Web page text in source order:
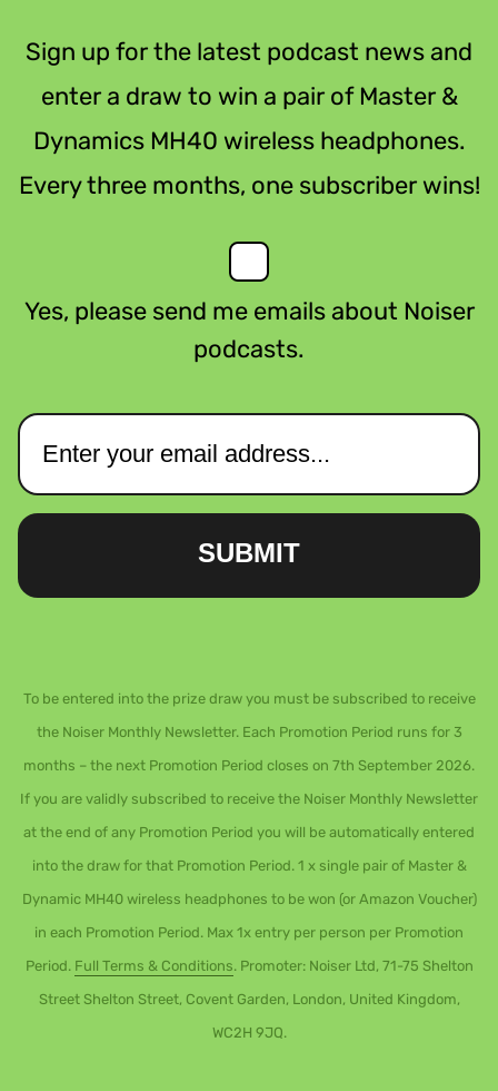
Sign up for the latest podcast news and
enter a draw to win a pair of Master &
Dynamics MH40 wireless headphones.
Every three months, one subscriber wins!
Yes, please send me emails about Noiser
podcasts.
SUBMIT
To be entered into the prize draw you must be subscribed to receive
the Noiser Monthly Newsletter. Each Promotion Period runs for 3
months – the next Promotion Period closes on 7th September 2026.
If you are validly subscribed to receive the Noiser Monthly Newsletter
at the end of any Promotion Period you will be automatically entered
into the draw for that Promotion Period. 1 x single pair of Master &
Dynamic MH40 wireless headphones to be won (or Amazon Voucher)
in each Promotion Period. Max 1x entry per person per Promotion
Period. Full Terms & Conditions. Promoter: Noiser Ltd, 71-75 Shelton
Street Shelton Street, Covent Garden, London, United Kingdom,
WC2H 9JQ.